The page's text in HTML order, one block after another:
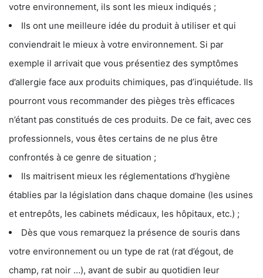
votre environnement, ils sont les mieux indiqués ;
Ils ont une meilleure idée du produit à utiliser et qui
conviendrait le mieux à votre environnement. Si par
exemple il arrivait que vous présentiez des symptômes
d’allergie face aux produits chimiques, pas d’inquiétude. Ils
pourront vous recommander des pièges très efficaces
n’étant pas constitués de ces produits. De ce fait, avec ces
professionnels, vous êtes certains de ne plus être
confrontés à ce genre de situation ;
Ils maitrisent mieux les réglementations d’hygiène
établies par la législation dans chaque domaine (les usines
et entrepôts, les cabinets médicaux, les hôpitaux, etc.) ;
Dès que vous remarquez la présence de souris dans
votre environnement ou un type de rat (rat d’égout, de
champ, rat noir …), avant de subir au quotidien leur